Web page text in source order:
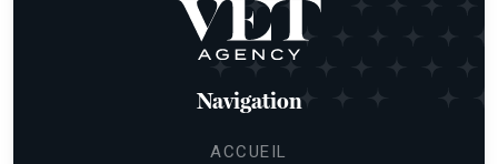
Navigation
ACCUEIL